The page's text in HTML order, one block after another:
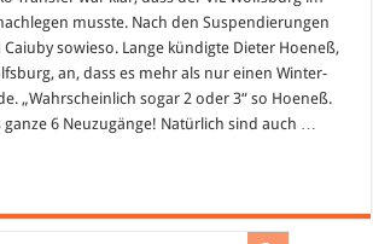
musste. Nach den Suspendierungen
sowieso. Lange kündigte Dieter Hoeneß,
an, dass es mehr als nur einen Winter-
„Wahrscheinlich sogar 2 oder 3“ so Hoeneß.
ganze 6 Neuzugänge! Natürlich sind auch …